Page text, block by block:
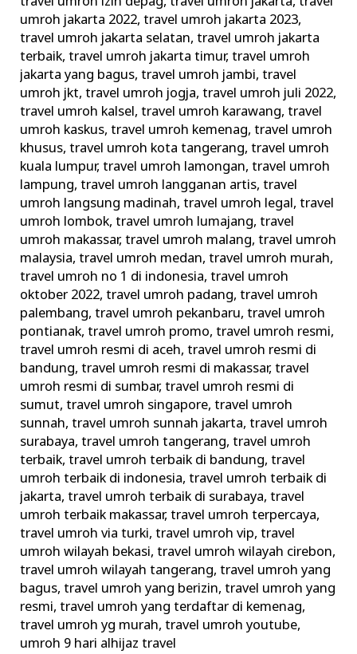
umroh jakarta 2022,travel umroh jakarta 2023,
travel umroh jakarta selatan,travel umroh jakarta
terbaik,travel umroh jakarta timur,travel umroh
jakarta yang bagus,travel umroh jambi,travel
umroh jkt,travel umroh jogja,travel umroh juli 2022,
travel umroh kalsel,travel umroh karawang,travel
umroh kaskus,travel umroh kemenag,travel umroh
khusus,travel umroh kota tangerang,travel umroh
kuala lumpur,travel umroh lamongan,travel umroh
lampung,travel umroh langganan artis,travel
umroh langsung madinah,travel umroh legal,travel
umroh lombok,travel umroh lumajang,travel
umroh makassar,travel umroh malang,travel umroh
malaysia,travel umroh medan,travel umroh murah,
travel umroh no 1 di indonesia,travel umroh
oktober 2022,travel umroh padang,travel umroh
palembang,travel umroh pekanbaru,travel umroh
pontianak,travel umroh promo,travel umroh resmi,
travel umroh resmi di aceh,travel umroh resmi di
bandung,travel umroh resmi di makassar,travel
umroh resmi di sumbar,travel umroh resmi di
sumut,travel umroh singapore,travel umroh
sunnah,travel umroh sunnah jakarta,travel umroh
surabaya,travel umroh tangerang,travel umroh
terbaik,travel umroh terbaik di bandung,travel
umroh terbaik di indonesia,travel umroh terbaik di
jakarta,travel umroh terbaik di surabaya,travel
umroh terbaik makassar,travel umroh terpercaya,
travel umroh via turki,travel umroh vip,travel
umroh wilayah bekasi,travel umroh wilayah cirebon,
travel umroh wilayah tangerang,travel umroh yang
bagus,travel umroh yang berizin,travel umroh yang
resmi,travel umroh yang terdaftar di kemenag,
travel umroh yg murah,travel umroh youtube,
umroh 9 hari alhijaz travel